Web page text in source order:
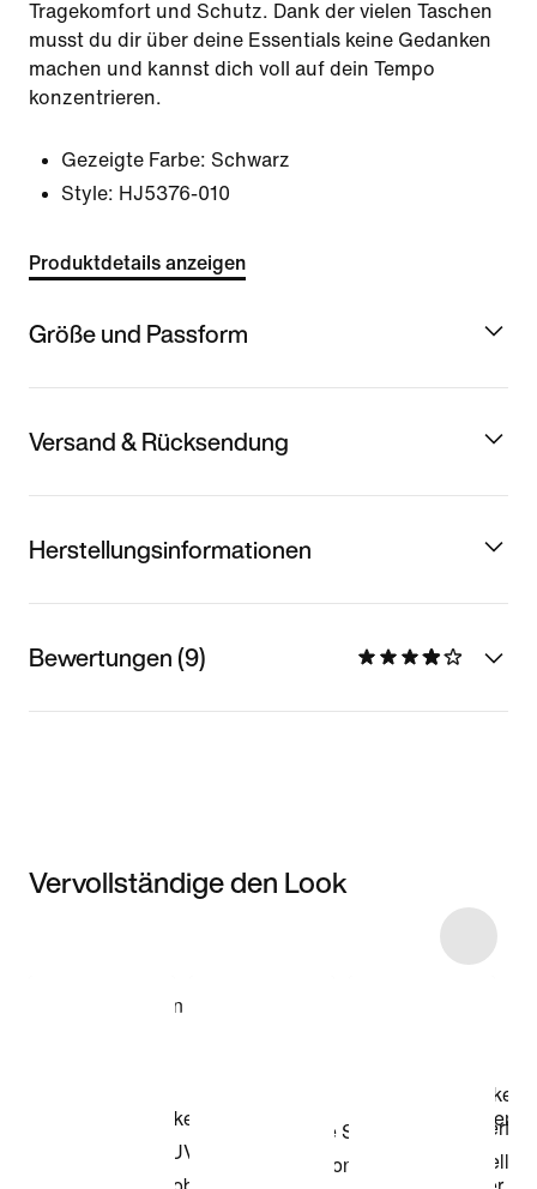
Tragekomfort und Schutz. Dank der vielen Taschen
musst du dir über deine Essentials keine Gedanken
machen und kannst dich voll auf dein Tempo
konzentrieren.
Gezeigte Farbe: Schwarz
Style: HJ5376-010
Produktdetails anzeigen
Größe und Passform
Versand & Rücksendung
Herstellungsinformationen
Bewertungen (9)
Vervollständige den Look
Modell anzeigen